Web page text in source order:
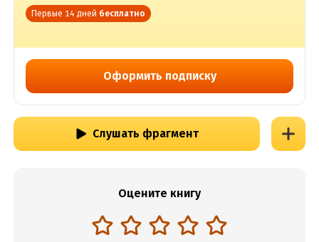
Первые 14 дней бесплатно
Оформить подписку
Слушать фрагмент
Оцените книгу